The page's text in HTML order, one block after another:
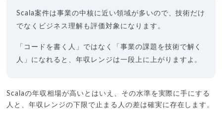
Scala案件は事業の中核に近い領域が多いので、技術だけ
でなくビジネス理解も評価対象になります。
「コードを書く人」ではなく「事業の課題を技術で解く
人」になれると、年収レンジは一段上に上がりますよ。
Scalaの年収相場が高いとはいえ、その水準を実際に手にする
人と、年収レンジの下限で止まる人の差は確実に存在します。